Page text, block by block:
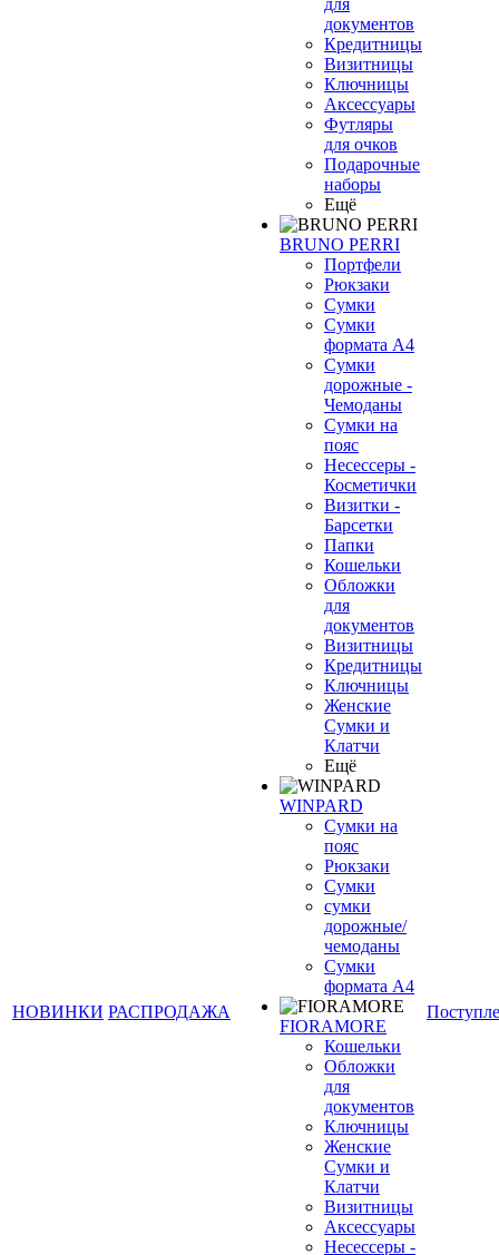
НОВИНКИ РАСПРОДАЖА
для
документов
Кредитницы
Визитницы
Ключницы
Аксессуары
Футляры
для очков
Подарочные
наборы
Ещё
BRUNO PERRI
Портфели
Рюкзаки
Сумки
Сумки
формата А4
Сумки
дорожные -
Чемоданы
Сумки на
пояс
Несессеры -
Косметички
Визитки -
Барсетки
Папки
Кошельки
Обложки
для
документов
Визитницы
Кредитницы
Ключницы
Женские
Сумки и
Клатчи
Ещё
WINPARD
Сумки на
пояс
Рюкзаки
Сумки
сумки
дорожные/
чемоданы
Сумки
формата А4
FIORAMORE
Кошельки
Обложки
для
документов
Ключницы
Женские
Сумки и
Клатчи
Визитницы
Аксессуары
Несессеры -